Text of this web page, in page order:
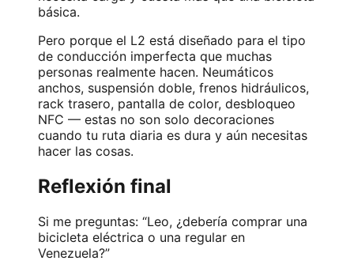
básica.
Pero porque el L2 está diseñado para el tipo
de conducción imperfecta que muchas
personas realmente hacen. Neumáticos
anchos, suspensión doble, frenos hidráulicos,
rack trasero, pantalla de color, desbloqueo
NFC — estas no son solo decoraciones
cuando tu ruta diaria es dura y aún necesitas
hacer las cosas.
Reflexión final
Si me preguntas: “Leo, ¿debería comprar una
bicicleta eléctrica o una regular en
Venezuela?”